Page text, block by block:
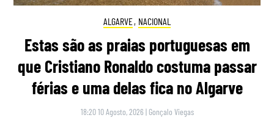
ALGARVE, NACIONAL
Estas são as praias portuguesas em
que Cristiano Ronaldo costuma passar
férias e uma delas fica no Algarve
18:20 10 Agosto, 2026 | Gonçalo Viegas